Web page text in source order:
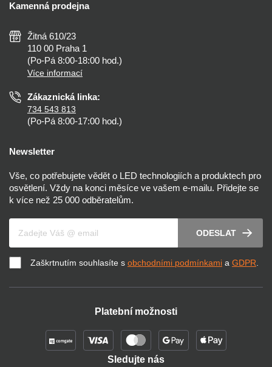
Montáž
Nejčastější dotazy
Než koupíte
Osvětlení dle místnosti
Reklamace a vrácení
Zásady ochrany soukromí
Nastavení cookies
Prohlášení o přístupnosti
Kamenná prodejna
Žitná 610/23
110 00 Praha 1
(Po-Pá 8:00-18:00 hod.)
Více informací
Zákaznická linka:
734 543 813
(Po-Pá 8:00-17:00 hod.)
Newsletter
Vše, co potřebujete vědět o LED technologiích a produktech pro
osvětlení. Vždy na konci měsíce ve vašem e-mailu. Přidejte se
k více než 25 000 odběratelům.
ODESLAT
Zaškrtnutím souhlasíte s obchodními podmínkami a GDPR.
Platební možnosti
Sledujte nás